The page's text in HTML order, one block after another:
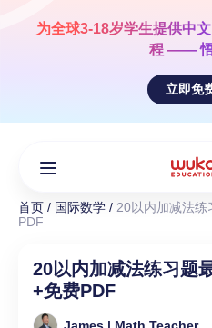
为全球3-18岁学生提供中
程 ——
立即免
首页 / 国际数学 / 20以内加减法
PDF
20以内加减法练习题
+免费PDF